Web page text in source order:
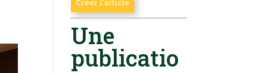
Une
publicatio